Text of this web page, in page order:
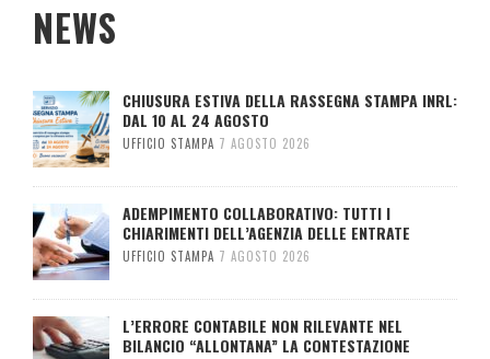
NEWS
CHIUSURA ESTIVA DELLA RASSEGNA STAMPA INRL:
DAL 10 AL 24 AGOSTO
UFFICIO STAMPA 7 AGOSTO 2026
ADEMPIMENTO COLLABORATIVO: TUTTI I
CHIARIMENTI DELL’AGENZIA DELLE ENTRATE
UFFICIO STAMPA 7 AGOSTO 2026
L’ERRORE CONTABILE NON RILEVANTE NEL
BILANCIO “ALLONTANA” LA CONTESTAZIONE